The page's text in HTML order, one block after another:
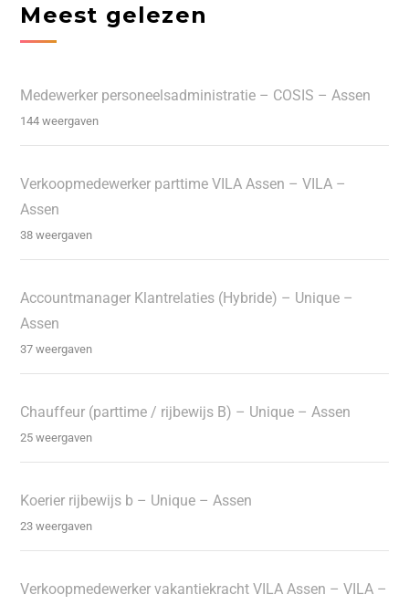
Meest gelezen
Medewerker personeelsadministratie – COSIS – Assen
144 weergaven
Verkoopmedewerker parttime VILA Assen – VILA –
Assen
38 weergaven
Accountmanager Klantrelaties (Hybride) – Unique –
Assen
37 weergaven
Chauffeur (parttime / rijbewijs B) – Unique – Assen
25 weergaven
Koerier rijbewijs b – Unique – Assen
23 weergaven
Verkoopmedewerker vakantiekracht VILA Assen – VILA –